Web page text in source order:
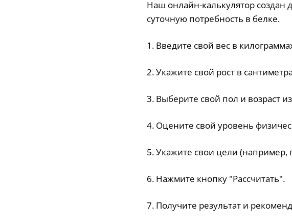
Наш онлайн-калькулятор создан
суточную потребность в белке.
1. Введите свой вес в
2. Укажите свой рост в
3. Выберите свой пол и возраст
4. Оцените свой уровень
5. Укажите свои цели
6. Нажмите кнопку "Рассчитать".
7. Получите результат и